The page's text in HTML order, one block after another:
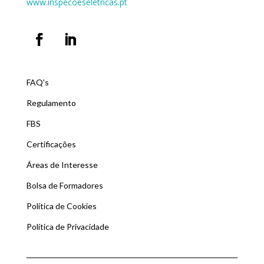
FAQ's
Regulamento
FBS
Certificações
Áreas de Interesse
Bolsa de Formadores
Política de Cookies
Política de Privacidade